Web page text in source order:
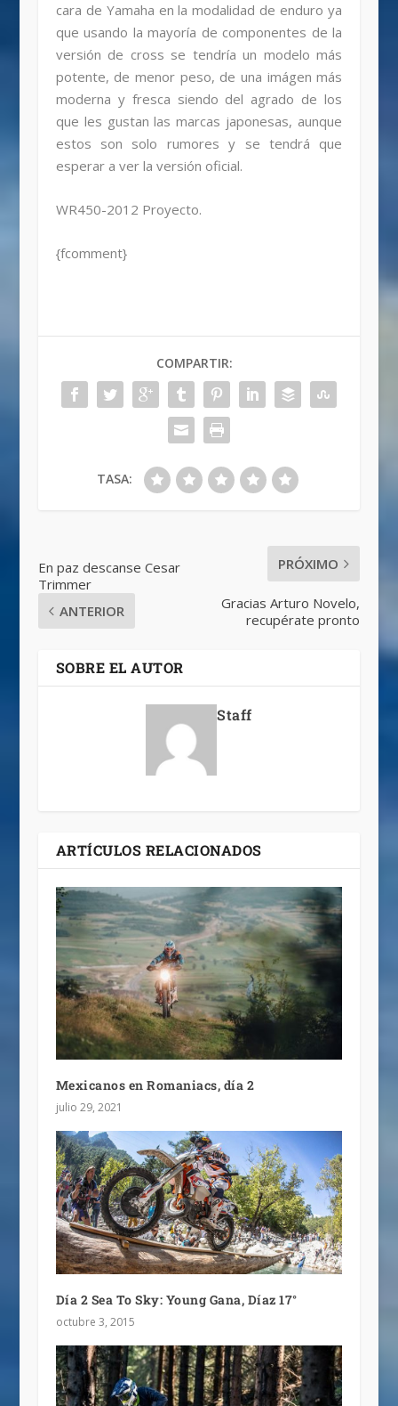
cara de Yamaha en la modalidad de enduro ya
que usando la mayoría de componentes de la
versión de cross se tendría un modelo más
potente, de menor peso, de una imágen más
moderna y fresca siendo del agrado de los
que les gustan las marcas japonesas, aunque
estos son solo rumores y se tendrá que
esperar a ver la versión oficial.
WR450-2012 Proyecto.
{fcomment}
COMPARTIR:
TASA:
En paz descanse Cesar
Trimmer
ANTERIOR
PRÓXIMO
Gracias Arturo Novelo,
recupérate pronto
SOBRE EL AUTOR
Staff
ARTÍCULOS RELACIONADOS
Mexicanos en Romaniacs, día 2
julio 29, 2021
Día 2 Sea To Sky: Young Gana, Díaz 17°
octubre 3, 2015